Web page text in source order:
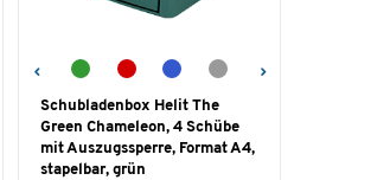
Schubladenbox Helit The
Green Chameleon, 4 Schübe
mit Auszugssperre, Format A4,
stapelbar, grün